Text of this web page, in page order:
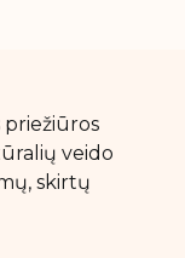
priežiūros
veido
skirtų